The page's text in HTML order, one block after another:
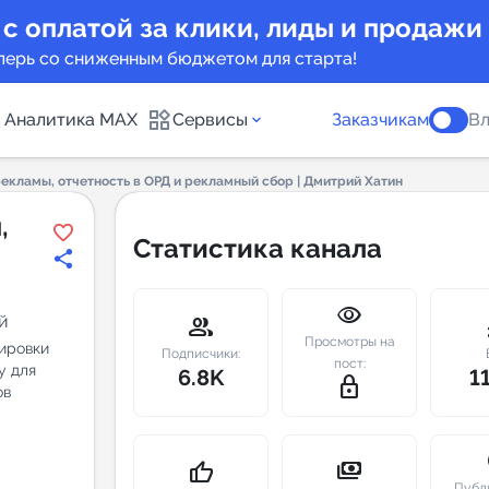
оплатой за клики, лиды и продажи
со сниженным бюджетом для старта!
Аналитика MAX Сервисы
Индекс
Telegram
New
Заказчикам
отчетность в ОРД и рекламный сбор | Дмитрий Хатин
для
Статистика канала
group
Подписчики:
6.8K
visibility
Просмотры на
пост:
lock_outline
thumb_up payments